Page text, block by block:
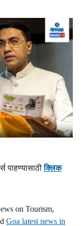
पाहण्यासाठीक्लिक
on Tourism,
Goa latest news in